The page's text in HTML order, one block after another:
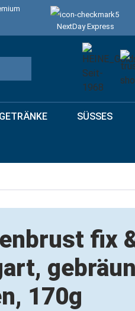
NextDay Express
GETRÄNKE SÜSSES
fix
170g